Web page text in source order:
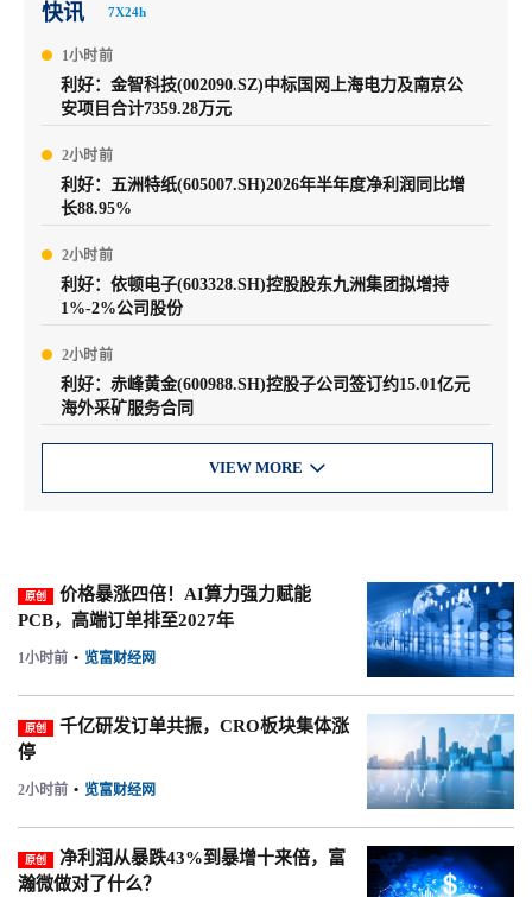
快讯 7X24h
1小时前
利好：金智科技(002090.SZ)中标国网上海电力及南京公
安项目合计7359.28万元
2小时前
利好：五洲特纸(605007.SH)2026年半年度净利润同比增
长88.95%
2小时前
利好：依顿电子(603328.SH)控股股东九洲集团拟增持
1%-2%公司股份
2小时前
利好：赤峰黄金(600988.SH)控股子公司签订约15.01亿元
海外采矿服务合同
VIEW MORE 
原创
价格暴涨四倍！AI算力强力赋能
PCB，高端订单排至2027年
1小时前 • 览富财经网
原创
千亿研发订单共振，CRO板块集体涨
停
2小时前 • 览富财经网
原创
净利润从暴跌43%到暴增十来倍，富
瀚微做对了什么？